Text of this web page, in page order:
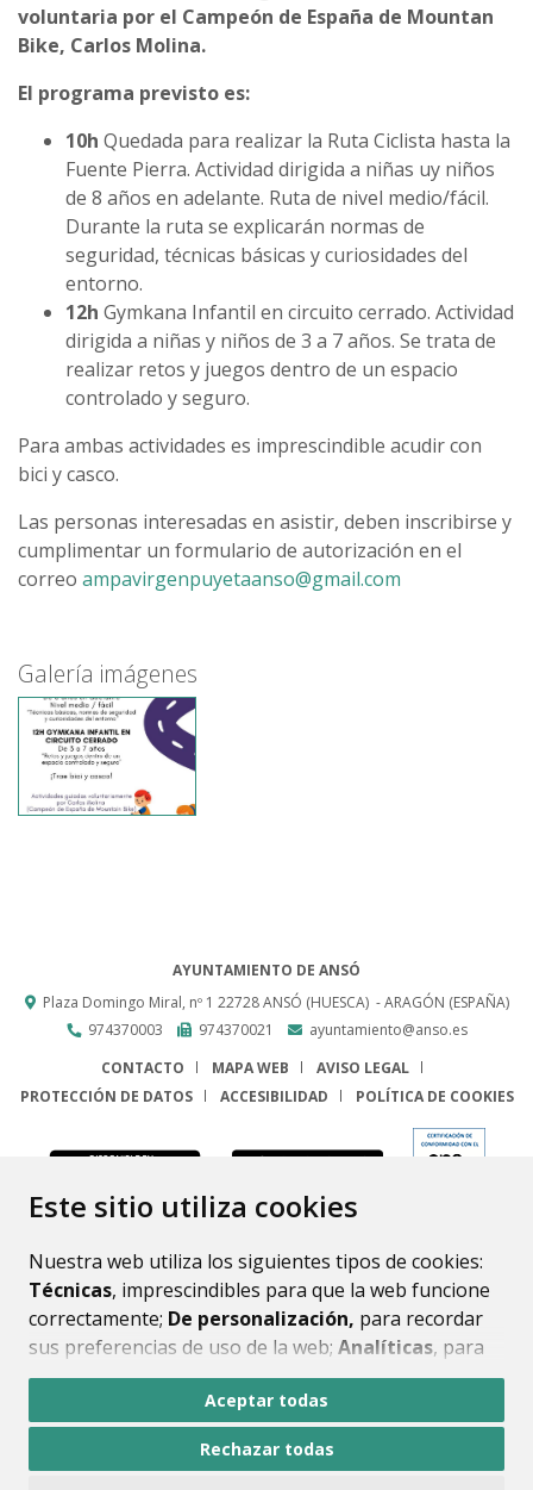
Este sitio utiliza cookies
Nuestra web utiliza los siguientes tipos de cookies:
Técnicas, imprescindibles para que la web funcione
correctamente; De personalización, para recordar
sus preferencias de uso de la web; Analíticas, para
mejorar el funcionamiento de la web y sus servicios.
Si acepta pulsando el botón“Aceptar todas”
consideramos que acepta su uso. Si pulsa el botón
Aceptar todas
Rechazar todas
voluntaria por el Campeón de España de Mountan
Bike, Carlos Molina.
El programa previsto es:
10h Quedada para realizar la Ruta Ciclista hasta la
Fuente Pierra. Actividad dirigida a niñas uy niños
de 8 años en adelante. Ruta de nivel medio/fácil.
Durante la ruta se explicarán normas de
seguridad, técnicas básicas y curiosidades del
entorno.
12h Gymkana Infantil en circuito cerrado. Actividad
dirigida a niñas y niños de 3 a 7 años. Se trata de
realizar retos y juegos dentro de un espacio
controlado y seguro.
Para ambas actividades es imprescindible acudir con
bici y casco.
Las personas interesadas en asistir, deben inscribirse y
cumplimentar un formulario de autorización en el
correo ampavirgenpuyetaanso@gmail.com
Galería imágenes
AYUNTAMIENTO DE ANSÓ
Plaza Domingo Miral, nº 1 22728 ANSÓ (HUESCA) - ARAGÓN (ESPAÑA)
974370003
974370021
ayuntamiento@anso.es
CONTACTO
MAPA WEB
AVISO LEGAL
PROTECCIÓN DE DATOS
ACCESIBILIDAD POLÍTICA DE COOKIES